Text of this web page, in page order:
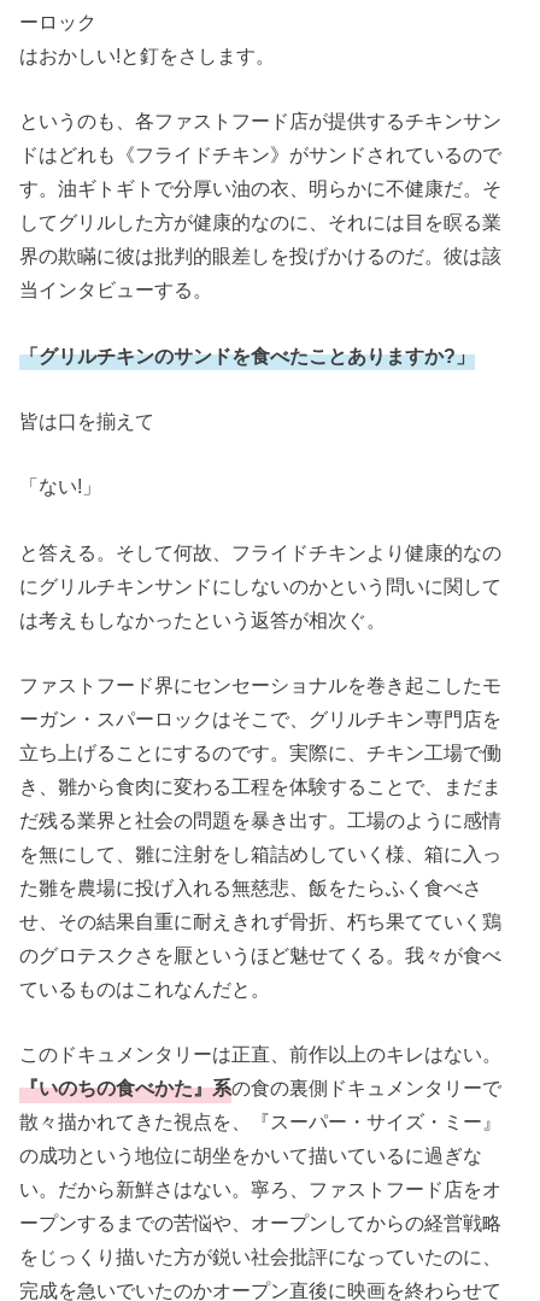
ーロック
はおかしい!と釘をさします。
というのも、各ファストフード店が提供するチキンサン
ドはどれも《フライドチキン》がサンドされているので
す。油ギトギトで分厚い油の衣、明らかに不健康だ。そ
してグリルした方が健康的なのに、それには目を瞑る業
界の欺瞞に彼は批判的眼差しを投げかけるのだ。彼は該
当インタビューする。
「グリルチキンのサンドを食べたことありますか?」
皆は口を揃えて
「ない!」
と答える。そして何故、フライドチキンより健康的なの
にグリルチキンサンドにしないのかという問いに関して
は考えもしなかったという返答が相次ぐ。
ファストフード界にセンセーショナルを巻き起こしたモ
ーガン・スパーロックはそこで、グリルチキン専門店を
立ち上げることにするのです。実際に、チキン工場で働
き、雛から食肉に変わる工程を体験することで、まだま
だ残る業界と社会の問題を暴き出す。工場のように感情
を無にして、雛に注射をし箱詰めしていく様、箱に入っ
た雛を農場に投げ入れる無慈悲、飯をたらふく食べさ
せ、その結果自重に耐えきれず骨折、朽ち果てていく鶏
のグロテスクさを厭というほど魅せてくる。我々が食べ
ているものはこれなんだと。
このドキュメンタリーは正直、前作以上のキレはない。
『いのちの食べかた』系の食の裏側ドキュメンタリーで
散々描かれてきた視点を、『スーパー・サイズ・ミー』
の成功という地位に胡坐をかいて描いているに過ぎな
い。だから新鮮さはない。寧ろ、ファストフード店をオ
ープンするまでの苦悩や、オープンしてからの経営戦略
をじっくり描いた方が鋭い社会批評になっていたのに、
完成を急いでいたのかオープン直後に映画を終わらせて